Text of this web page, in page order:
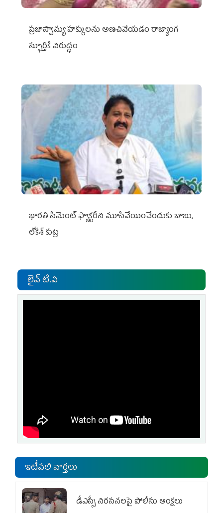
ప్రజాస్వామ్య హక్కులను అణచివేయడం రాజ్యాంగ
స్ఫూర్తికి విరుద్ధం
భారతి సిమెంట్ ఫ్యాక్టరీని మూసివేయించేందుకు బాబు,
లోకేశ్ కుట్ర
లైవ్ టి.వి
ఇటీవలి వార్తలు
డీఎస్సీ నిరసనలపై పోలీసు ఆంక్షలు